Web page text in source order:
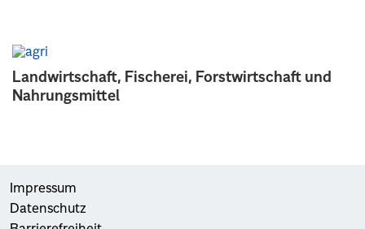
Landwirtschaft, Fischerei, Forstwirtschaft und
Nahrungsmittel
Impressum
Datenschutz